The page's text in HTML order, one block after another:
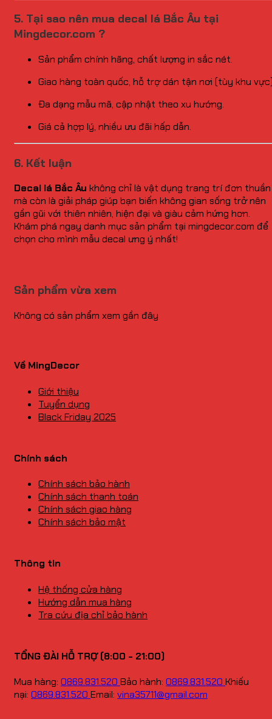
5. Tại sao nên mua decal lá Bắc Âu tại
Mingdecor.com ?
Sản phẩm chính hãng, chất lượng in sắc nét.
Giao hàng toàn quốc, hỗ trợ dán tận nơi (tùy khu
Đa dạng mẫu mã, cập nhật theo xu hướng.
Giá cả hợp lý, nhiều ưu đãi hấp dẫn.
6. Kết luận
Decal lá Bắc Âu không chỉ là vật dụng trang trí đơn thuần
mà còn là giải pháp giúp bạn biến không gian sống trở nên
gần gũi với thiên nhiên, hiện đại và giàu cảm hứng hơn.
Khám phá ngay danh mục sản phẩm tại mingdecor.com để
chọn cho mình mẫu decal ưng ý nhất!
Sản phẩm vừa xem
Không có sản phẩm xem gần đây
Về MingDecor
Giới thiệu
Tuyển dụng
Black Friday 2025
Chính sách
Chính sách bảo hành
Chính sách thanh toán
Chính sách giao hàng
Chính sách bảo mật
Thông tin
Hệ thống cửa hàng
Hướng dẫn mua hàng
Tra cứu địa chỉ bảo hành
TỔNG ĐÀI HỖ TRỢ (8:00 - 21:00)
Mua hàng: 0869.831.520 Bảo hành: 0869.831.520 Khiếu
nại: 0869.831.520 Email: vina35711@gmail.com